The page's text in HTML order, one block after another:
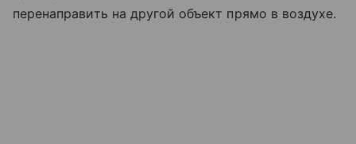
перенаправить на другой объект прямо в воздухе.